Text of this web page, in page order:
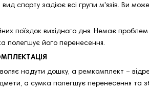
спорту задіює всі групи м'язів. Ви
поїздок вихідного дня. Немає
полегшує його перенесення.
надути дошку, а ремкомплект –
а сумка полегшує перенесення та